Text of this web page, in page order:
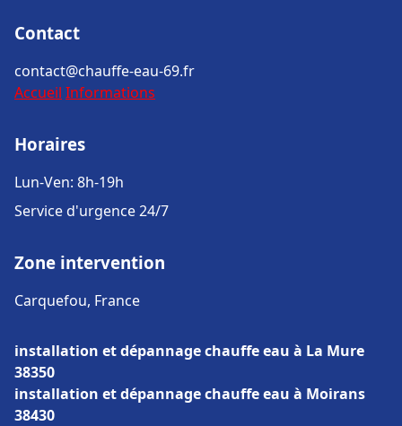
Contact
contact@chauffe-eau-69.fr
Accueil Informations
Horaires
Lun-Ven: 8h-19h
Service d'urgence 24/7
Zone intervention
Carquefou, France
installation et dépannage chauffe eau à La Mure
38350
installation et dépannage chauffe eau à Moirans
38430